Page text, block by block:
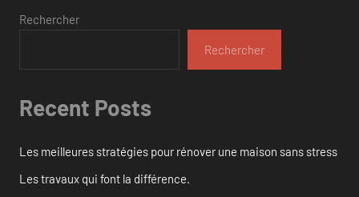
Rechercher
Rechercher
Recent Posts
Les meilleures stratégies pour rénover une maison sans stress
Les travaux qui font la différence.